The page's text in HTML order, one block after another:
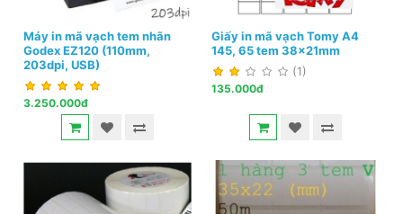
Máy in mã vạch tem nhãn
Godex EZ120 (110mm,
203dpi, USB)
3.250.000đ
Giấy in mã vạch Tomy A4
145, 65 tem 38x21mm
(1)
135.000đ